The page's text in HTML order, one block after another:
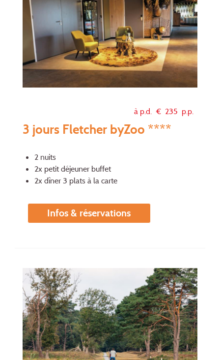
à p.d. € 235 p.p.
3 jours Fletcher byZoo ****
2 nuits
2x petit déjeuner buffet
2x dîner 3 plats à la carte
Infos & réservations